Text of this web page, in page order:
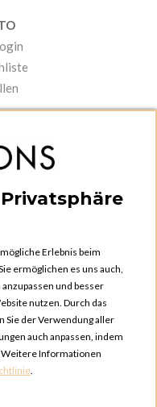
55,
Erlebnis beim
ermöglichen es uns auch,
und besser
nutzen. Durch das
Sie der Verwendung aller
auch anpassen, indem
Weitere Informationen
.